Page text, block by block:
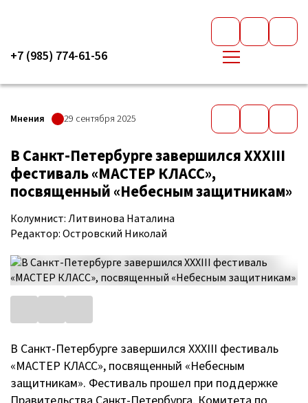
+7 (985) 774-61-56
Мнения 29 сентября 2025
В Санкт-Петербурге завершился XXXIII
фестиваль «МАСТЕР КЛАСС»,
посвященный «Небесным защитникам»
Колумнист: Литвинова Наталина
Редактор: Островский Николай
В Санкт-Петербурге завершился XXXIII фестиваль
«МАСТЕР КЛАСС», посвященный «Небесным
защитникам». Фестиваль прошел при поддержке